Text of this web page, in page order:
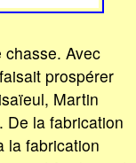
chasse. Avec
prospérer
Martin
De la fabrication
la fabrication